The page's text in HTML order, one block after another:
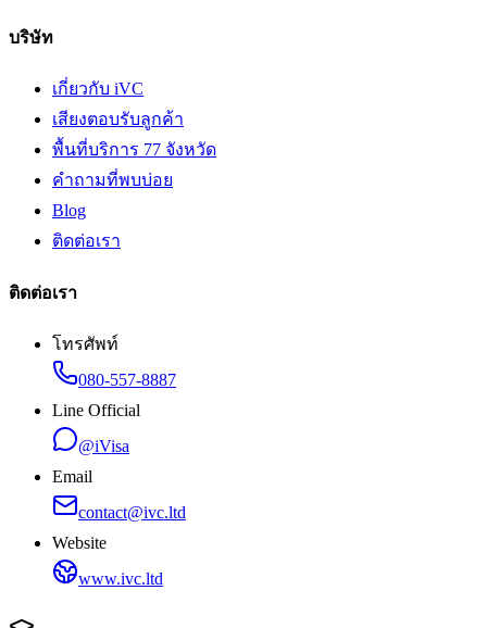
บริษัท
เกี่ยวกับ iVC
เสียงตอบรับลูกค้า
พื้นที่บริการ 77 จังหวัด
คำถามที่พบบ่อย
Blog
ติดต่อเรา
ติดต่อเรา
โทรศัพท์
080-557-8887
Line Official
@iVisa
Email
contact@ivc.ltd
Website
www.ivc.ltd